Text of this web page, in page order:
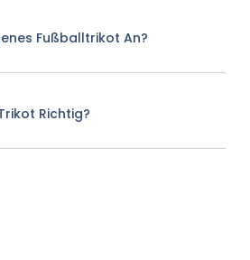
Fußballtrikot An?
Richtig?